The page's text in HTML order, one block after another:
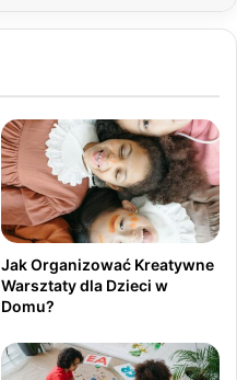
Jak Organizować Kreatywne
Warsztaty dla Dzieci w
Domu?